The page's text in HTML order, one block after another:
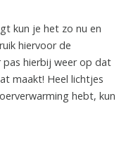
kun je het zo nu en
hiervoor de
pas hierbij weer op dat
maakt! Heel lichtjes
hebt, kun